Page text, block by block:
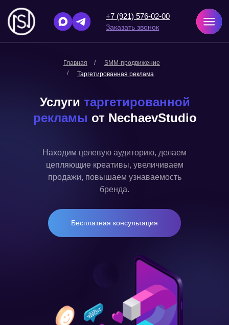
Заказать звонок
+7 (921) 576-02-00
Услуги таргетированной
рекламы от NechaevStudio
Находим целевую аудиторию, делаем
цепляющие креативы, увеличиваем
продажи, повышаем узнаваемость
бренда.
Бесплатная консультация
Главная
/
Таргетированная реклама
SMM-продвижение
/